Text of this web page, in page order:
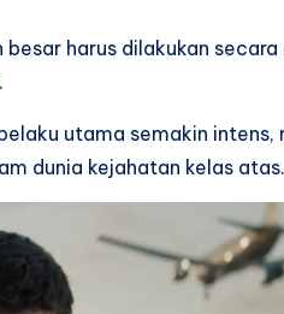
harus dilakukan
utama semakin intens,
dunia kejahatan kelas atas.